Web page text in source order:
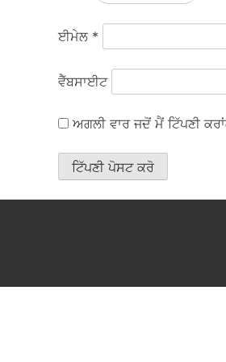
ਈਮੇਲ *
ਵੈੱਬਸਾਈਟ
ਅਗਲੀ ਵਾਰ ਜਦੋਂ ਮੈਂ ਟਿੱਪਣੀ